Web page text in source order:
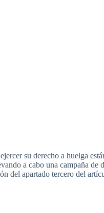
ejercer su derecho a huelga
a cabo una campaña de
del apartado tercero del